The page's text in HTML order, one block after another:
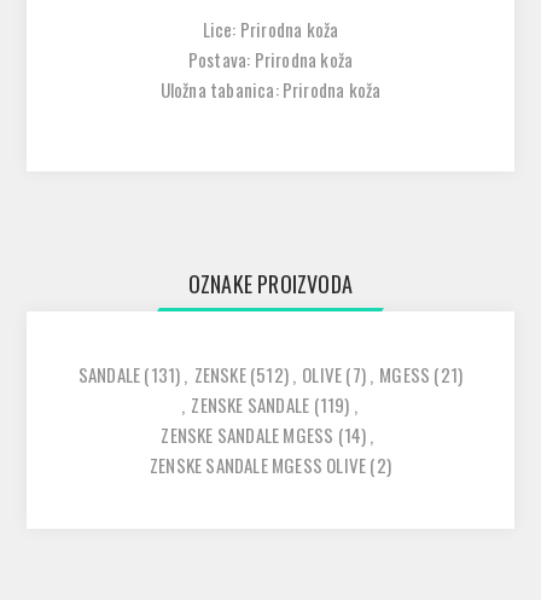
Lice: Prirodna koža
Postava: Prirodna koža
Uložna tabanica: Prirodna koža
OZNAKE PROIZVODA
SANDALE(131), ZENSKE(512), OLIVE(7), MGESS (21)
, ZENSKE SANDALE (119) ,
ZENSKE SANDALE MGESS (14),
ZENSKE SANDALE MGESS OLIVE(2)